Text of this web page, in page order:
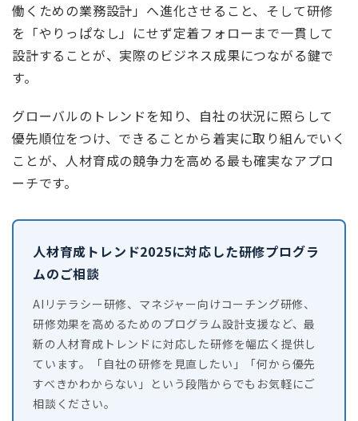
働くための業務設計」へ進化させること、そして研修
を「やりっぱなし」にせず定着フォローまで一貫して
設計することが、実際のビジネス成果につながる鍵で
す。
グローバルのトレンドを知り、自社の状況に照らして
優先順位をつけ、できることから着実に取り組んでいく
ことが、人材育成の競争力を高める最も確実なアプロ
ーチです。
人材育成トレンド2025に対応した研修プログラ
ムのご相談
AIリテラシー研修、マネジャー向けコーチング研修、
研修効果を高めるためのプログラム設計支援など、最
新の人材育成トレンドに対応した研修を幅広く提供し
ています。「自社の研修を見直したい」「何から優先
すべきかわからない」という段階からでもお気軽にご
相談ください。